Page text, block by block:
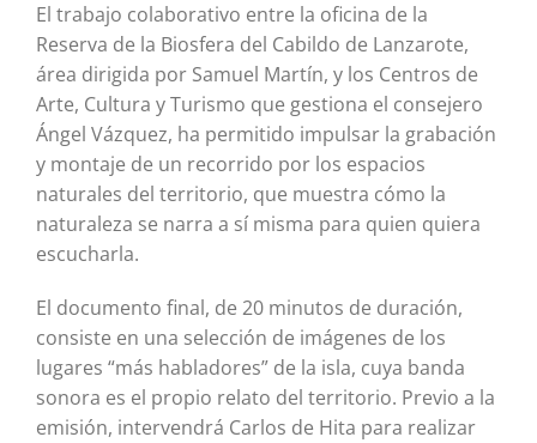
El trabajo colaborativo entre la oficina de la
Reserva de la Biosfera del Cabildo de Lanzarote,
área dirigida por Samuel Martín, y los Centros de
Arte, Cultura y Turismo que gestiona el consejero
Ángel Vázquez, ha permitido impulsar la grabación
y montaje de un recorrido por los espacios
naturales del territorio, que muestra cómo la
naturaleza se narra a sí misma para quien quiera
escucharla.
El documento final, de 20 minutos de duración,
consiste en una selección de imágenes de los
lugares “más habladores” de la isla, cuya banda
sonora es el propio relato del territorio. Previo a la
emisión, intervendrá Carlos de Hita para realizar